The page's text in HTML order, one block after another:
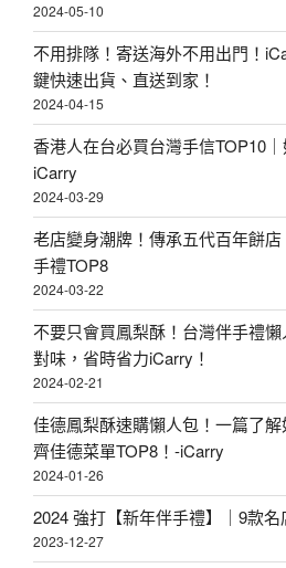
2024-05-10
不用排隊！寄送海外不用出門！
鍵快速出貨、直送到家！
2024-04-15
香港人在台必買台灣手信TOP10
iCarry
2024-03-29
老店變身潮牌！傳承五代百年餅
手禮TOP8
2024-03-22
不要只會買鳳梨酥！台灣伴手禮
對味，省時省力iCarry！
2024-02-21
佳德鳳梨酥速購懶人包！一篇了
齊佳德菜單TOP8！-iCarry
2024-01-26
2024 強打【新年伴手禮】｜9款名
2023-12-27